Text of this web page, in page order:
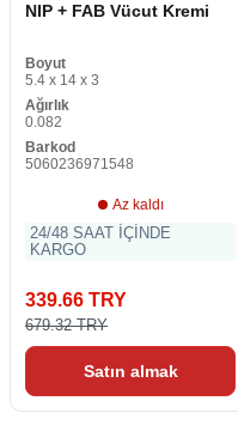
NIP + FAB Vücut Kremi
Boyut
5.4 x 14 x 3
Ağırlık
0.082
Barkod
5060236971548
Az kaldı
24/48 SAAT İÇİNDE
KARGO
339.66 TRY
679.32 TRY
Satın almak